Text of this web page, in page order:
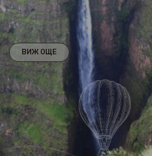
ВИЖ ОЩЕ